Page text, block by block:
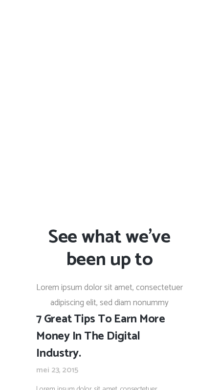
See what we’ve
been up to
Lorem ipsum dolor sit amet, consectetuer
adipiscing elit, sed diam nonummy
7 Great Tips To Earn More
Money In The Digital
Industry.
mei 23, 2015